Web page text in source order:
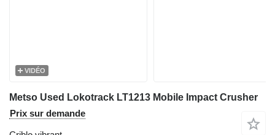
VIDÉO
Metso Used Lokotrack LT1213 Mobile Impact Crusher
Prix sur demande